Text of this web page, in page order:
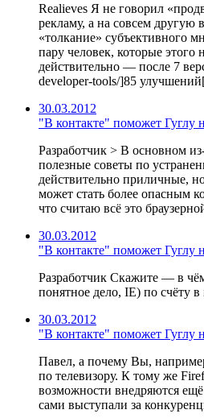
Realieves Я не говорил
рекламу, а на совсем другую
«толкание» субъективного
пару человек, которые
действительно — после 7
developer-tools/]85
30.03.2012
"В контакте" поможет Гуглу
Разработчик > В основном
полезные советы по
действительно приличные,
может стать более опасным
что считаю всё это
30.03.2012
"В контакте" поможет Гуглу
Разработчик Скажите — в
понятное дело, IE) по счёту
30.03.2012
"В контакте" поможет Гуглу
Павел, а почему Вы,
по телевизору. К тому же
возможности внедряются
сами выступали за